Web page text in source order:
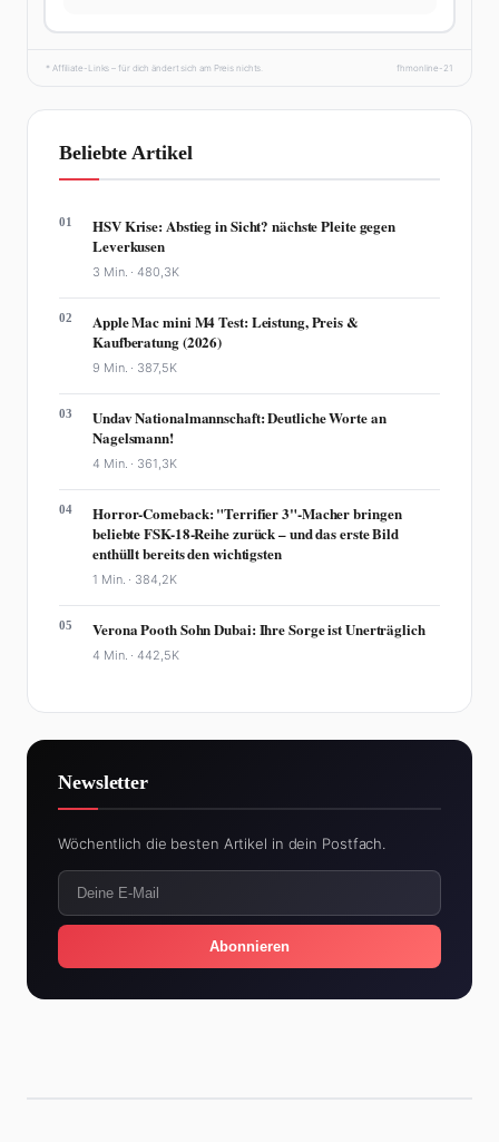
* Affiliate-Links – für dich ändert sich am Preis nichts. fhmonline-21
Beliebte Artikel
01
HSV Krise: Abstieg in Sicht? nächste Pleite gegen
Leverkusen
3 Min. ·480,3K
02
Apple Mac mini M4 Test: Leistung, Preis &
Kaufberatung (2026)
9 Min. · 387,5K
03
Undav Nationalmannschaft: Deutliche Worte an
Nagelsmann!
4 Min. · 361,3K
04
Horror-Comeback: "Terrifier 3"-Macher bringen
beliebte FSK-18-Reihe zurück – und das erste Bild
enthüllt bereits den wichtigsten
1 Min. · 384,2K
05 Verona Pooth Sohn Dubai: Ihre Sorge ist Unerträglich
4 Min. ·442,5K
Newsletter
Wöchentlich die besten Artikel in dein Postfach.
Abonnieren